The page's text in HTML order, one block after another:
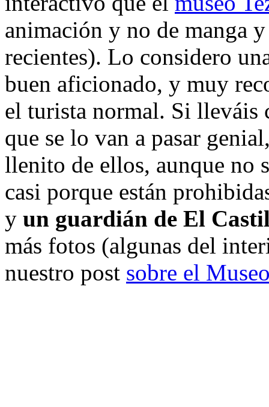
animación y no de manga
recientes). Lo considero
buen aficionado, y muy
el turista normal. Si lleváis
que se lo van a pasar
llenito de ellos, aunque no
casi porque están
y un guardián de El
más fotos (algunas del
nuestro post sobre el